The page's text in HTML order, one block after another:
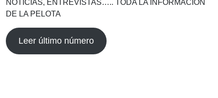
NOTICIAS, ENTREVISTAS….. TODA LA INFORMACIÓN
DE LA PELOTA
Leer último número